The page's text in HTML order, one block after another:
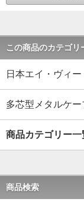
この商品のカテゴリ
日本エイ・ヴィー
多芯型メタルケ
商品カテゴリー一
商品検索